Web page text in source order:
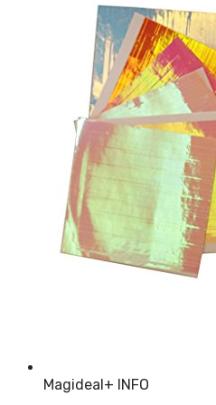
Magideal+ INFO